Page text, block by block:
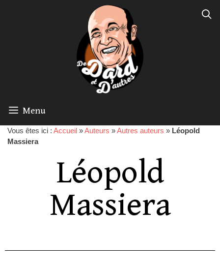
Menu
Vous êtes ici : Accueil »Auteurs »Autres auteurs » Léopold
Massiera
Léopold
Massiera